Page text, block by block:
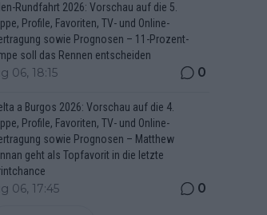
Rundfahrt 2026: Vorschau auf die 5.
Profile, Favoriten, TV- und Online-
sowie Prognosen – 11-Prozent-
soll das Rennen entscheiden
06, 18:15 0
a Burgos 2026: Vorschau auf die 4.
Profile, Favoriten, TV- und Online-
sowie Prognosen – Matthew
geht als Topfavorit in die letzte
06, 17:45 0